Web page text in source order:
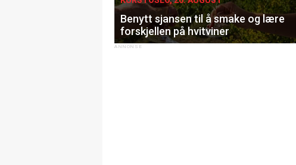
Benytt sjansen til å smake og lære
forskjellen på hvitviner